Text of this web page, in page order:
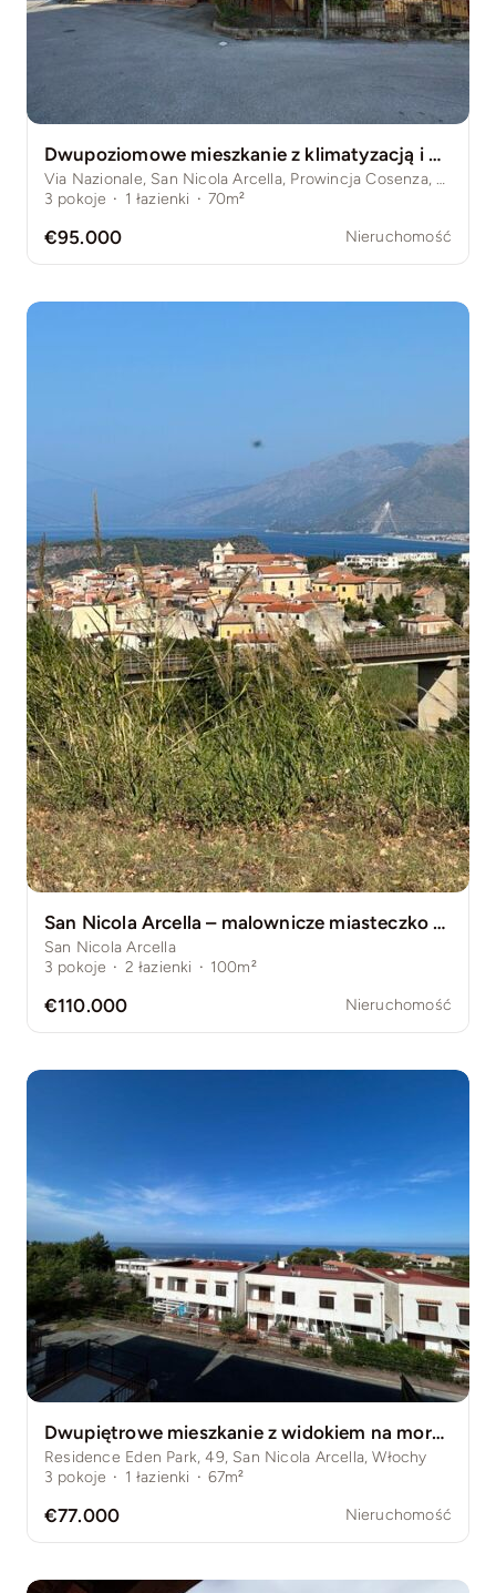
Dwupoziomowe mieszkanie z klimatyzacją i balkonem – San Nicola Arcella, Kalabria
Via Nazionale, San Nicola Arcella, Prowincja Cosenza, Włochy
3 pokoje · 1 łazienki · 70m²
€95.000 Nieruchomość
San Nicola Arcella – malownicze miasteczko Kalabrii z pięknymi plażami i Arcomagno
San Nicola Arcella
3 pokoje · 2 łazienki · 100m²
€110.000 Nieruchomość
Dwupiętrowe mieszkanie z widokiem na morze w San Nicola Arcella
Residence Eden Park, 49, San Nicola Arcella, Włochy
3 pokoje · 1 łazienki · 67m²
€77.000 Nieruchomość